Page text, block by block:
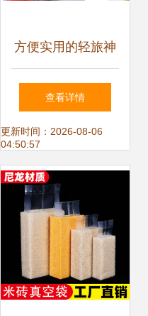
方便实用的轻旅神
器 藏乐手卷真空压
缩袋测评
查看详情
更新时间：2026-08-06
04:50:57